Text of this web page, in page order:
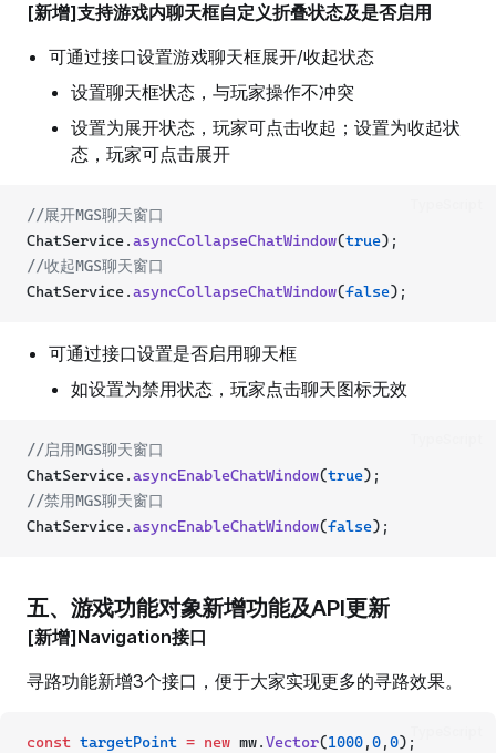
[新增]支持游戏内聊天框自定义折叠状态及是否启用
可通过接口设置游戏聊天框展开/收起状态
设置聊天框状态，与玩家操作不冲突
设置为展开状态，玩家可点击收起；设置为收起状
态，玩家可点击展开
//展开MGS聊天窗口
ChatService.asyncCollapseChatWindow(true);
//收起MGS聊天窗口
ChatService.asyncCollapseChatWindow(false);
可通过接口设置是否启用聊天框
如设置为禁用状态，玩家点击聊天图标无效
//启用MGS聊天窗口
ChatService.asyncEnableChatWindow(true);
//禁用MGS聊天窗口
ChatService.asyncEnableChatWindow(false);
五、游戏功能对象新增功能及API更新
[新增]Navigation接口
寻路功能新增3个接口，便于大家实现更多的寻路效果。
const targetPoint = new mw.Vector(1000,0,0);